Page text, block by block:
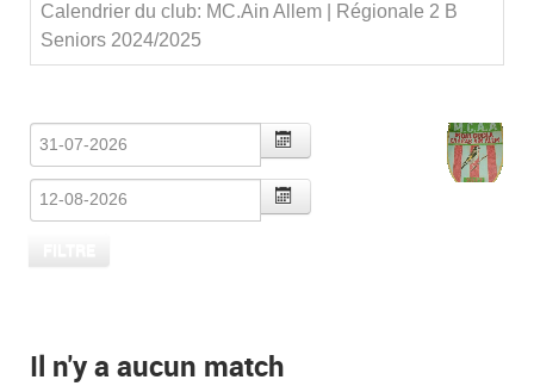
Calendrier du club: MC.Ain Allem | Régionale 2 B
Seniors 2024/2025
Il n'y a aucun match